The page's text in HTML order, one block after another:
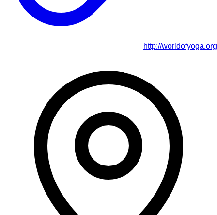
http://worldofyoga.org